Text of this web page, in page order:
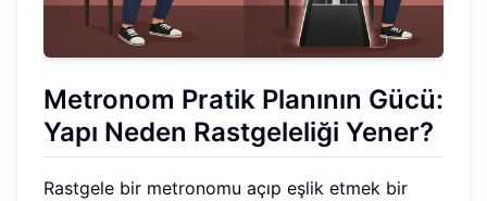
Metronom Pratik Planının Gücü:
Yapı Neden Rastgeleliği Yener?
Rastgele bir metronomu açıp eşlik etmek bir